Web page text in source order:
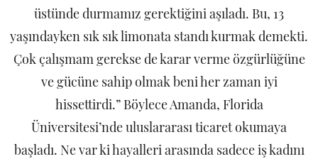
üstünde durmamız gerektiğini aşıladı. Bu, 13
yaşındayken sık sık limonata standı kurmak demekti.
Çok çalışmam gerekse de karar verme özgürlüğüne
ve gücüne sahip olmak beni her zaman iyi
hissettirdi.” Böylece Amanda, Florida
Üniversitesi’nde uluslararası ticaret okumaya
başladı. Ne var ki hayalleri arasında sadece iş kadını